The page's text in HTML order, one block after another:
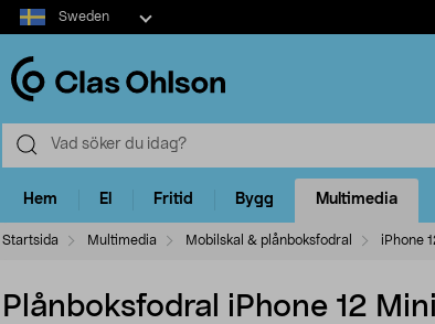
Select
market
Sweden
Hem El Fritid Bygg Multimedia
Startsida Multimedia Mobilskal & plånboksfodral iPhone
Plånboksfodral iPhone 12